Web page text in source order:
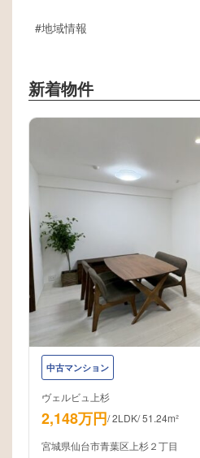
地域情報
新着物件
中古マンション
ヴェルビュ上杉
2,148万円/2LDK/51.24m²
宮城県仙台市青葉区上杉２丁目